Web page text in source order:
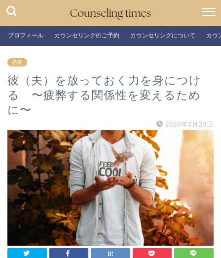
プロフィール カウンセリングのご予約 カウンセリングについて カウ
恋愛
彼（夫）を放っておく力を身につけ
る 〜疲弊する関係性を変えるため
に〜
2026年3月23日